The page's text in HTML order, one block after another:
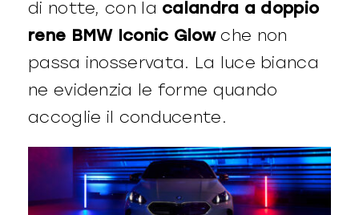
di notte, con la calandra a doppio
rene BMW Iconic Glowche non
passa inosservata. La luce bianca
ne evidenzia le forme quando
accoglie il conducente.